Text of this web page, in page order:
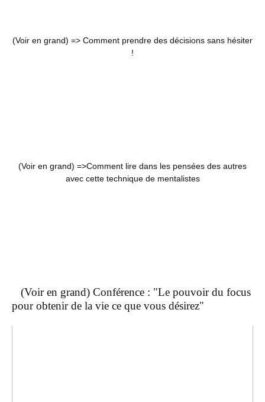
(Voir en grand) => Comment prendre des décisions sans hésiter
!
(Voir en grand) =>Comment lire dans les pensées des autres
avec cette technique de mentalistes
(Voir en grand) Conférence : "Le pouvoir du focus
pour obtenir de la vie ce que vous désirez"